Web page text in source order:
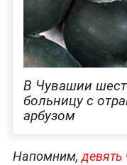
В Чувашии
больницу с
арбузом
Напомним,девять